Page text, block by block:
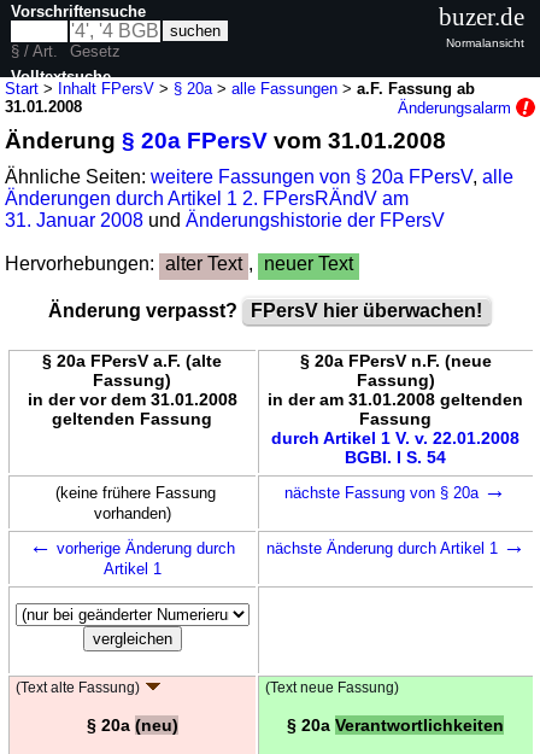
Start > Inhalt FPersV > § 20a >alle Fassungen >a.F. Fassung ab
31.01.2008
Änderungsalarm
Änderung§ 20a FPersV vom 31.01.2008
Ähnliche Seiten:weitere Fassungen von § 20a FPersV,alle
Änderungen durch Artikel 1 2. FPersRÄndV am
31. Januar 2008 undÄnderungshistorie der FPersV
Hervorhebungen: alter Text , neuer Text
Änderung verpasst? FPersV hier überwachen!
§ 20a FPersV a.F. (alte
Fassung)
in der vor dem 31.01.2008
geltenden Fassung
§ 20a FPersV n.F. (neue
Fassung)
in der am 31.01.2008 geltenden
Fassung
durch Artikel 1 V. v. 22.01.2008
BGBl. I S. 54
(keine frühere Fassung
vorhanden)
nächste Fassung von § 20a →
← vorherige Änderung durch
Artikel 1
nächste Änderung durch Artikel 1 →
(Text alte Fassung)
§ 20a (neu)
(Text neue Fassung)
§ 20a Verantwortlichkeiten
Vorschriftensuche
§ / Art.
Gesetz
Volltextsuche
buzer.de
Normalansicht